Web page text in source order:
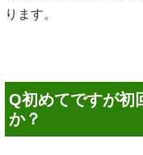
ります。
Q初めてですが初
か？